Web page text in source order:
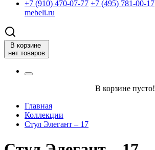
+7 (910) 470-07-77 +7 (495) 781-00-17
mebeli.ru
В корзине
нет товаров
В корзине пусто!
Главная
Коллекции
Стул Элегант – 17